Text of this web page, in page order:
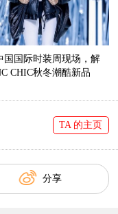
国国际时装周现场，解
CHIC秋冬潮酷新品
TA 的主页
分享